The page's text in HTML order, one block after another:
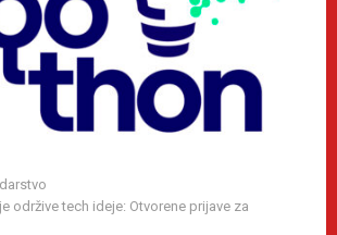
održive tech ideje: Otvorene prijave za